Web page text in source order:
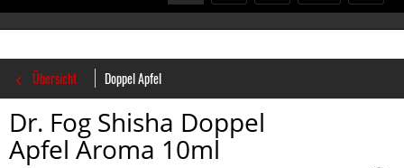
Übersicht Doppel Apfel
Dr. Fog Shisha Doppel
Apfel Aroma 10ml